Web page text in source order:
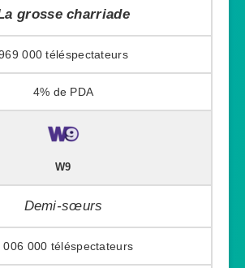
grosse charriade
000
4%
W9
Demi-sœurs
006 000